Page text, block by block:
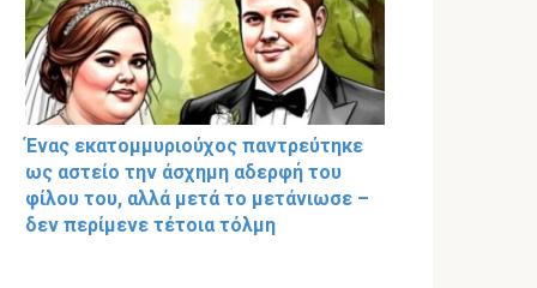
Ένας εκατομμυριούχος παντρεύτηκε
ως αστείο την άσχημη αδερφή του
φίλου του, αλλά μετά το μετάνιωσε –
δεν περίμενε τέτοια τόλμη